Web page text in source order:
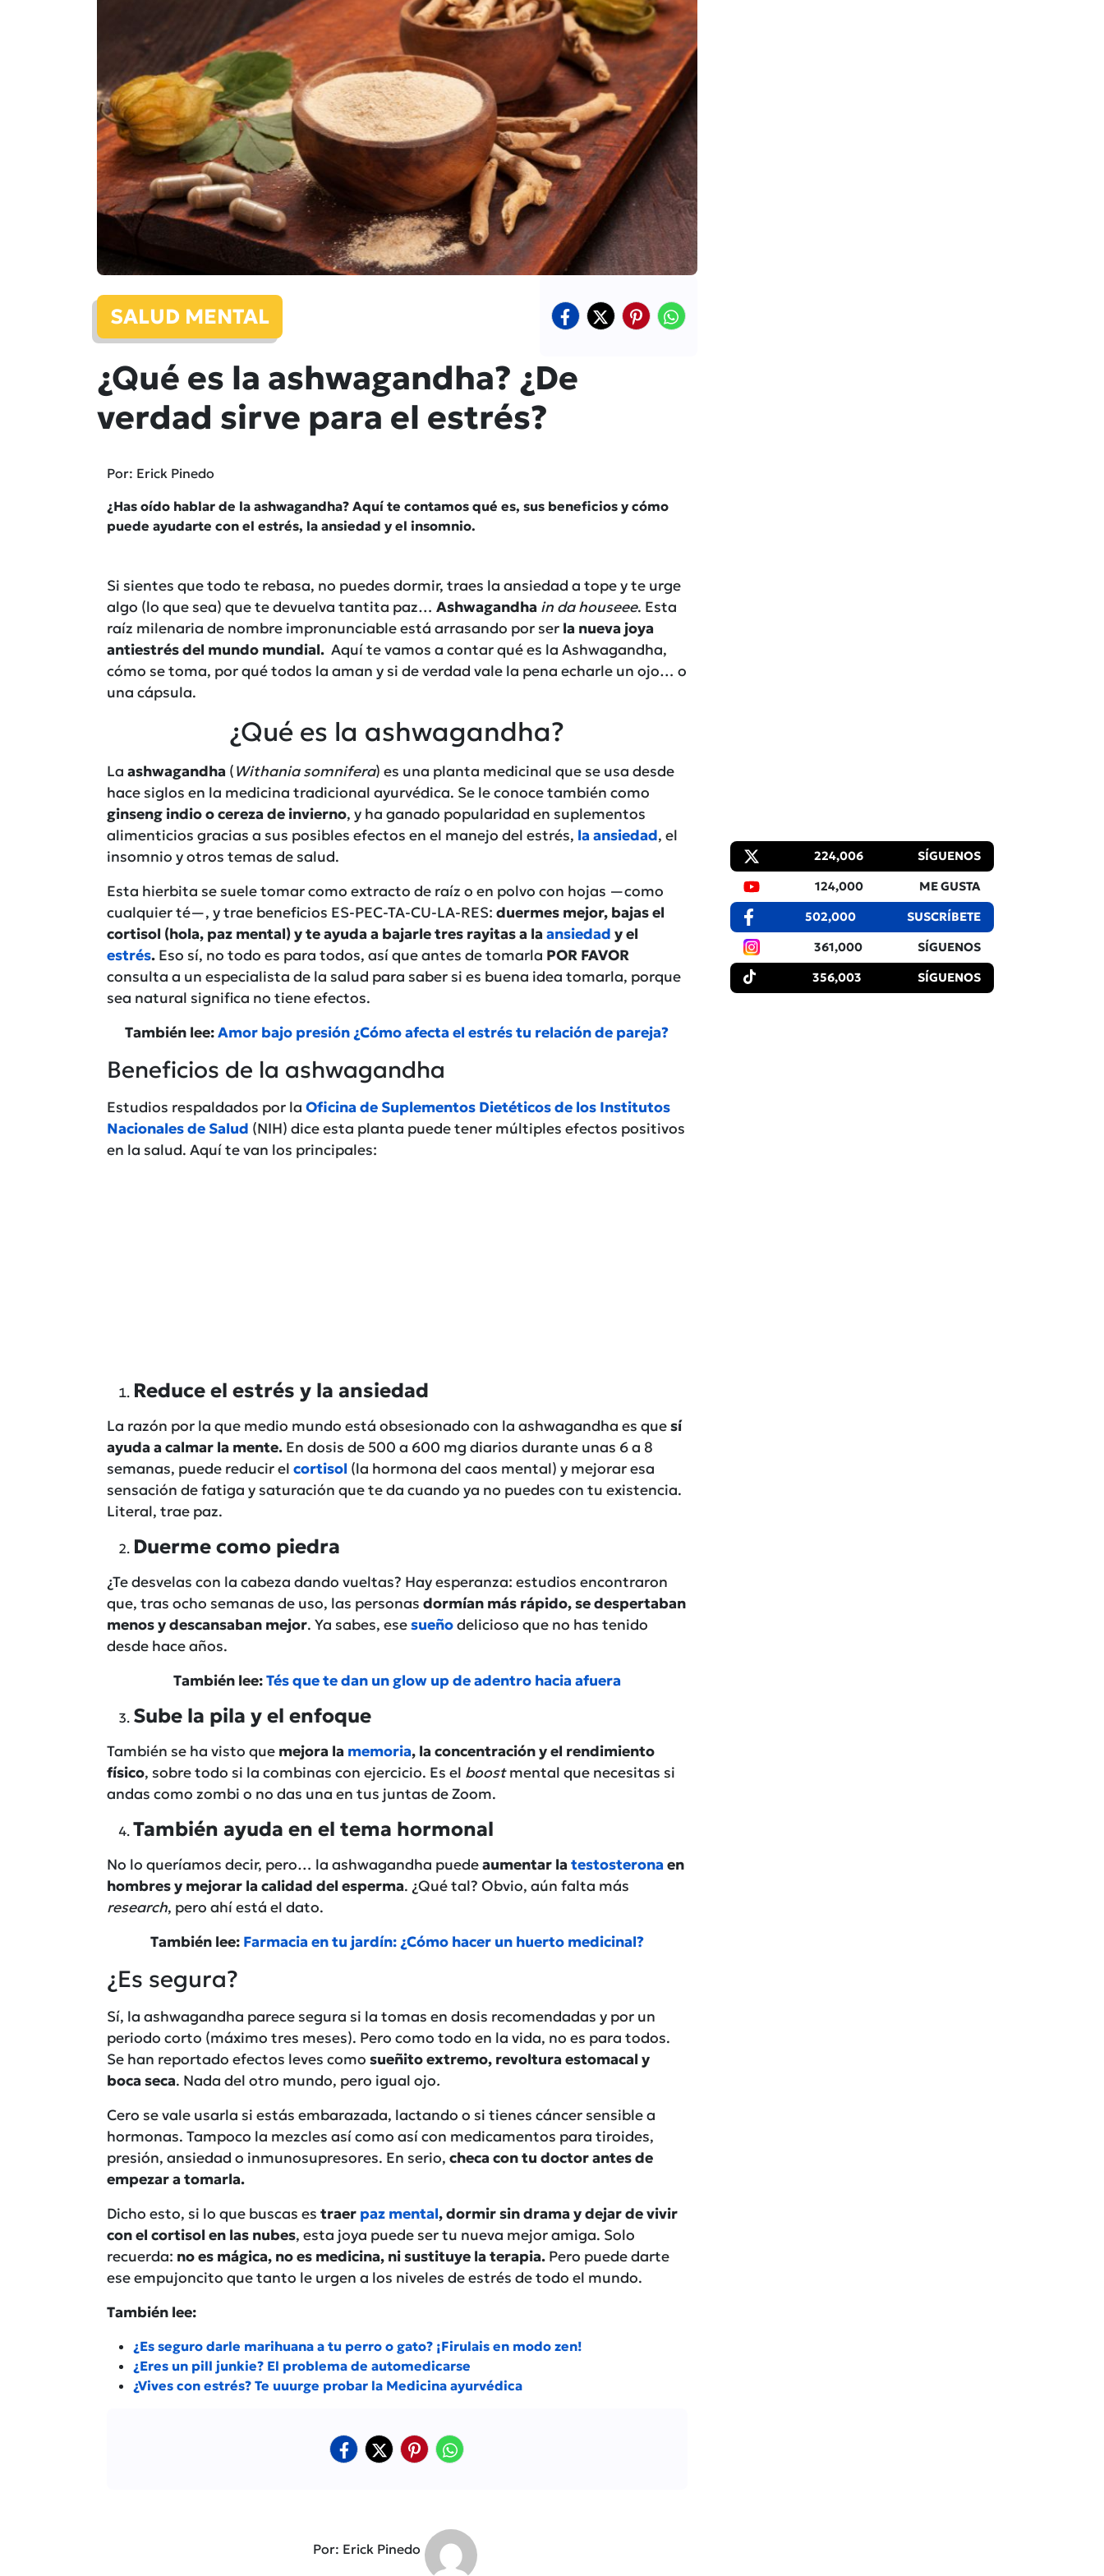
SALUD MENTAL
¿Qué es la ashwagandha? ¿De
verdad sirve para el estrés?
Por: Erick Pinedo
¿Has oído hablar de la ashwagandha? Aquí te contamos qué es, sus beneficios y cómo
puede ayudarte con el estrés, la ansiedad y el insomnio.
Si sientes que todo te rebasa, no puedes dormir, traes la ansiedad a tope y te urge
algo (lo que sea) que te devuelva tantita paz… Ashwagandha in da houseee. Esta
raíz milenaria de nombre impronunciable está arrasando por ser la nueva joya
antiestrés del mundo mundial. Aquí te vamos a contar qué es la Ashwagandha,
cómo se toma, por qué todos la aman y si de verdad vale la pena echarle un ojo… o
una cápsula.
¿Qué es la ashwagandha?
La ashwagandha (Withania somnifera) es una planta medicinal que se usa desde
hace siglos en la medicina tradicional ayurvédica. Se le conoce también como
ginseng indio o cereza de invierno, y ha ganado popularidad en suplementos
alimenticios gracias a sus posibles efectos en el manejo del estrés, la ansiedad, el
insomnio y otros temas de salud.
Esta hierbita se suele tomar como extracto de raíz o en polvo con hojas —como
cualquier té—, y trae beneficios ES-PEC-TA-CU-LA-RES: duermes mejor, bajas el
cortisol (hola, paz mental) y te ayuda a bajarle tres rayitas a la ansiedad y el
estrés. Eso sí, no todo es para todos, así que antes de tomarla POR FAVOR
consulta a un especialista de la salud para saber si es buena idea tomarla, porque
sea natural significa no tiene efectos.
También lee:Amor bajo presión ¿Cómo afecta el estrés tu relación de pareja?
Beneficios de la ashwagandha
Estudios respaldados por la Oficina de Suplementos Dietéticos de los Institutos
Nacionales de Salud (NIH) dice esta planta puede tener múltiples efectos positivos
en la salud. Aquí te van los principales:
Reduce el estrés y la ansiedad
La razón por la que medio mundo está obsesionado con la ashwagandha es quesí
ayuda a calmar la mente. En dosis de 500 a 600 mg diarios durante unas 6 a 8
semanas, puede reducir el cortisol (la hormona del caos mental) y mejorar esa
sensación de fatiga y saturación que te da cuando ya no puedes con tu existencia.
Literal, trae paz.
Duerme como piedra
¿Te desvelas con la cabeza dando vueltas? Hay esperanza: estudios encontraron
que, tras ocho semanas de uso, las personas dormían más rápido, se despertaban
menos y descansaban mejor. Ya sabes, esesueñodelicioso que no has tenido
desde hace años.
También lee:Tés que te dan un glow up de adentro hacia afuera
Sube la pila y el enfoque
También se ha visto que mejora la memoria, la concentración y el rendimiento
físico, sobre todo si la combinas con ejercicio. Es el boostmental que necesitas si
andas como zombi o no das una en tus juntas de Zoom.
También ayuda en el tema hormonal
No lo queríamos decir, pero… la ashwagandha puedeaumentar la testosteronaen
hombres y mejorar la calidad del esperma. ¿Qué tal? Obvio, aún falta más
research, pero ahí está el dato.
También lee: Farmacia en tu jardín: ¿Cómo hacer un huerto medicinal?
¿Es segura?
Sí, la ashwagandha parece segura si la tomas en dosis recomendadas y por un
periodo corto (máximo tres meses). Pero como todo en la vida, no es para todos.
Se han reportado efectos leves como sueñito extremo, revoltura estomacal y
boca seca. Nada del otro mundo, pero igual ojo.
Cero se vale usarla si estás embarazada, lactando o si tienes cáncer sensible a
hormonas. Tampoco la mezcles así como así con medicamentos para tiroides,
presión, ansiedad o inmunosupresores. En serio, checa con tu doctor antes de
empezar a tomarla.
Dicho esto, si lo que buscas es traer paz mental, dormir sin drama y dejar de vivir
con el cortisol en las nubes, esta joya puede ser tu nueva mejor amiga. Solo
recuerda: no es mágica, no es medicina, ni sustituye la terapia. Pero puede darte
ese empujoncito que tanto le urgen a los niveles de estrés de todo el mundo.
También lee:
¿Es seguro darle marihuana a tu perro o gato? ¡Firulais en modo zen!
¿Eres un pill junkie? El problema de automedicarse
¿Vives con estrés? Te uuurge probar la Medicina ayurvédica
Por: Erick Pinedo
224,006 SÍGUENOS
124,000 ME GUSTA
502,000 SUSCRÍBETE
361,000 SÍGUENOS
356,003 SÍGUENOS